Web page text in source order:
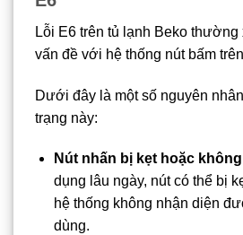
Lỗi E6 trên tủ lạnh Beko thường
vấn đề với hệ thống nút bấm
Dưới đây là một số nguyên
trạng này:
Nút nhấn bị kẹt hoặc
dụng lâu ngày, nút có thể bị
hệ thống không nhận diện
dùng.